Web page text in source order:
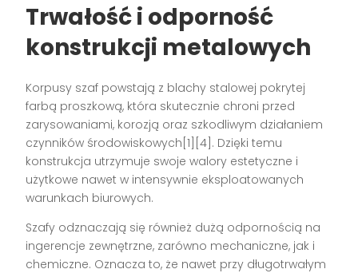
Trwałość i odporność
konstrukcji metalowych
Korpusy szaf powstają z blachy stalowej pokrytej
farbą proszkową, która skutecznie chroni przed
zarysowaniami, korozją oraz szkodliwym działaniem
czynników środowiskowych[1][4]. Dzięki temu
konstrukcja utrzymuje swoje walory estetyczne i
użytkowe nawet w intensywnie eksploatowanych
warunkach biurowych.
Szafy odznaczają się również dużą odpornością na
ingerencje zewnętrzne, zarówno mechaniczne, jak i
chemiczne. Oznacza to, że nawet przy długotrwałym